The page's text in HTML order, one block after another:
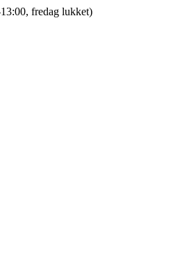
fredag lukket)